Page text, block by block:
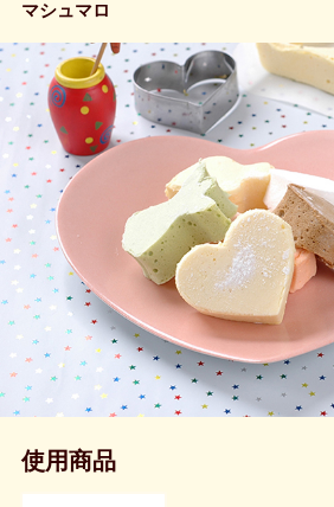
マシュマロ
使用商品